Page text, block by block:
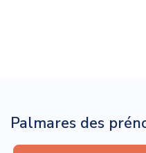
Palmares des